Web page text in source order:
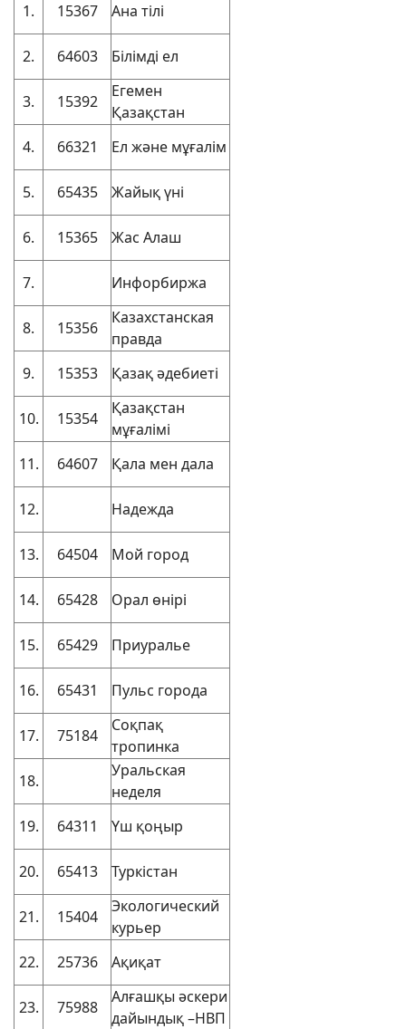
1. 15367 Ана тілі
2. 64603 Білімді ел
3. 15392
Егемен
Қазақстан
4.
66321 Ел және мұғалім
5. 65435 Жайық үні
6. 15365 Жас Алаш
7. Инфорбиржа
8. 15356
Казахстанская
правда
9.
15353 Қазақ әдебиеті
10. 15354
Қазақстан
мұғалімі
11.
64607 Қала мен дала
12. Надежда
13. 64504 Мой город
14. 65428 Орал өнірі
15. 65429 Приуралье
16. 65431 Пульс города
17. 75184
Соқпақ
тропинка
18.
Уральская
неделя
19.
64311 Үш қоңыр
20. 65413 Туркістан
21. 15404
Экологический
курьер
22.
25736 Ақиқат
23. 75988
Алғашқы әскери
дайындық –НВП